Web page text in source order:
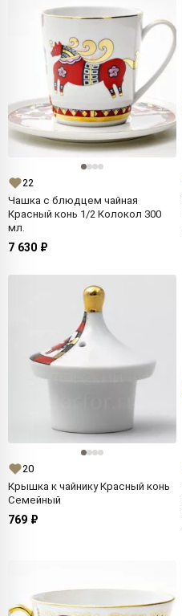
22
Чашка с блюдцем чайная
Красный конь 1/2 Колокол 300
мл.
7 630 ₽
20
Крышка к чайнику Красный конь
Семейный
769 ₽